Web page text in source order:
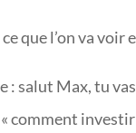
ce que l’on va
: salut Max, tu
comment investir